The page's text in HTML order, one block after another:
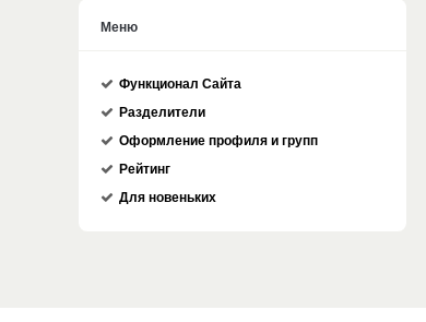
Меню
Функционал Сайта
Разделители
Оформление профиля и групп
Рейтинг
Для новеньких